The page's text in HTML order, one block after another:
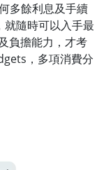
多餘利息及手續
就隨時可以入手最
負擔能力，才考
，多項消費分